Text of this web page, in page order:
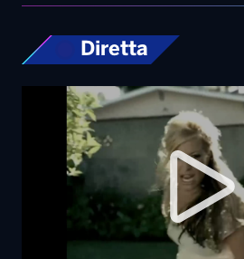
Diretta